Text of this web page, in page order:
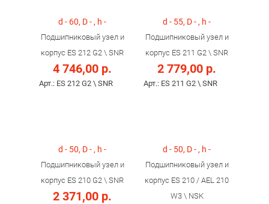
d - 60, D - , h -
Подшипниковый узел и
корпус ES 212 G2 \ SNR
4 746,00 р.
Арт.: ES 212 G2 \ SNR
d - 55, D - , h -
Подшипниковый узел и
корпус ES 211 G2 \ SNR
2 779,00 р.
Арт.: ES 211 G2 \ SNR
d - 50, D - , h -
Подшипниковый узел и
корпус ES 210 G2 \ SNR
2 371,00 р.
d - 50, D - , h -
Подшипниковый узел и
корпус ES 210 / AEL 210
W3 \ NSK